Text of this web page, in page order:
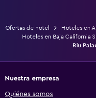
Ofertas de hotel Hoteles en
Hoteles en Baja California
Riu
Nuestra empresa
Quiénes somos